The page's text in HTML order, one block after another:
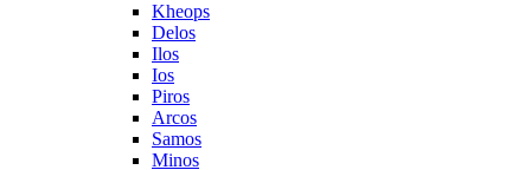
Kheops
Delos
Ilos
Ios
Piros
Arcos
Samos
Minos